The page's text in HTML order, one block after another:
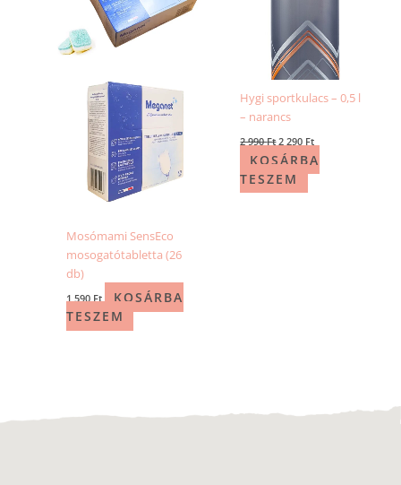
Mosómami SensEco
mosogatótabletta (26
db)
1 590Ft
KOSÁRBA
TESZEM
Hygi sportkulacs – 0,5 l
– narancs
2 990Ft 2 290 Ft
KOSÁRBA
TESZEM